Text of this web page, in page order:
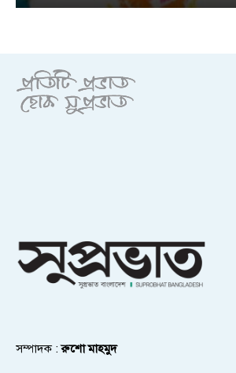
সম্পাদক :রুশো মাহমুদ